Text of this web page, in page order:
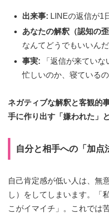
出来事: LINEの返信が1
あなたの解釈（認知の
なんてどうでもいいんだ
事実: 「返信が来てい
忙しいのか、寝ている
ネガティブな解釈と客観的
手に作り出す「嫌われた」
自分と相手への「加点
自己肯定感が低い人は、無
し）をしてしまいます。「
こがイマイチ」。これでは